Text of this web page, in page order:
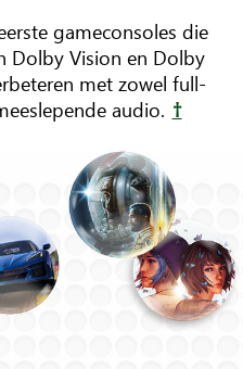
tv.
Geanimeerde
geluidsgolven
stuiteren
en
tonen
het
ruimtelijke
3D-
gameconsoles die
Dolby Vision en Dolby
met zowel full-
audio. †